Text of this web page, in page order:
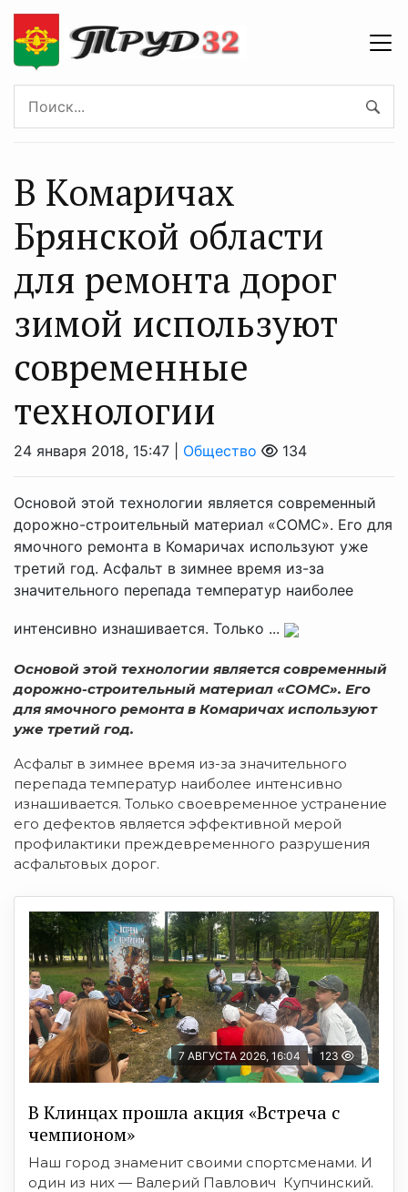
В Комаричах
Брянской области
для ремонта дорог
зимой используют
современные
технологии
24 января 2018, 15:47 | Общество 134
Основой этой технологии является современный
дорожно-строительный материал «СОМС». Его для
ямочного ремонта в Комаричах используют уже
третий год. Асфальт в зимнее время из-за
значительного перепада температур наиболее
интенсивно изнашивается. Только ...
Основой этой технологии является современный
дорожно-строительный материал «СОМС». Его
для ямочного ремонта в Комаричах используют
уже третий год.
Асфальт в зимнее время из-за значительного
перепада температур наиболее интенсивно
изнашивается. Только своевременное устранение
его дефектов является эффективной мерой
профилактики преждевременного разрушения
асфальтовых дорог.
7 АВГУСТА 2026, 16:04 123
В Клинцах прошла акция «Встреча с
чемпионом»
Наш город знаменит своими спортсменами. И
один из них — Валерий Павлович Купчинский.